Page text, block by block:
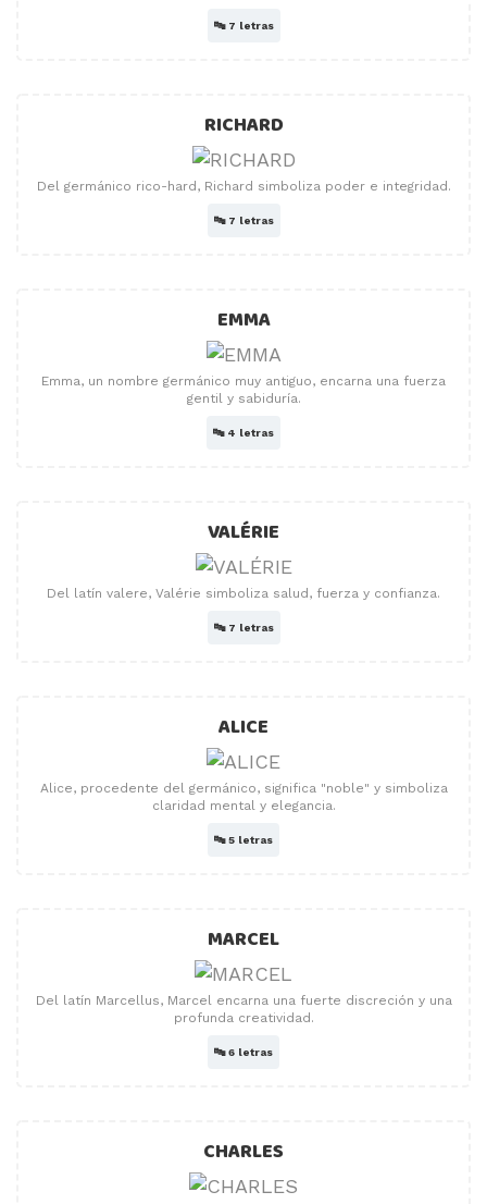
🔤 7 letras
RICHARD
Del germánico rico-hard, Richard simboliza poder e integridad.
🔤 7 letras
EMMA
Emma, ​​un nombre germánico muy antiguo, encarna una fuerza
gentil y sabiduría.
🔤 4 letras
VALÉRIE
Del latín valere, Valérie simboliza salud, fuerza y ​​confianza.
🔤 7 letras
ALICE
Alice, procedente del germánico, significa "noble" y simboliza
claridad mental y elegancia.
🔤5 letras
MARCEL
Del latín Marcellus, Marcel encarna una fuerte discreción y una
profunda creatividad.
🔤6 letras
CHARLES